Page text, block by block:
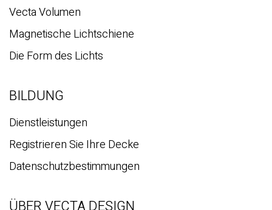
Vecta Volumen
Magnetische Lichtschiene
Die Form des Lichts
BILDUNG
Dienstleistungen
Registrieren Sie Ihre Decke
Datenschutzbestimmungen